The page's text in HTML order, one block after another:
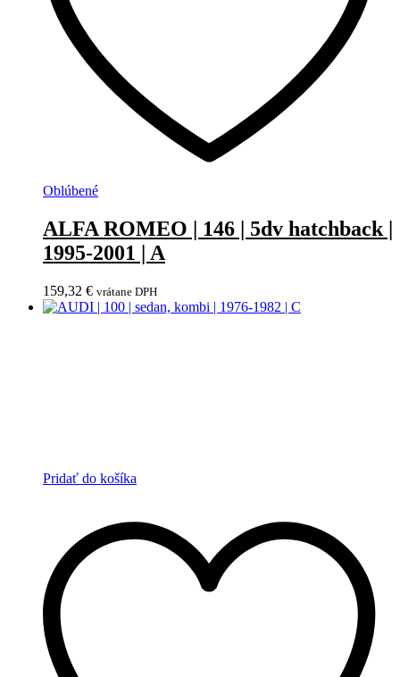
Oblúbené
ALFA ROMEO | 146 | 5dv hatchback |
1995-2001 | A
159,32 € vrátane DPH
Pridať do košíka